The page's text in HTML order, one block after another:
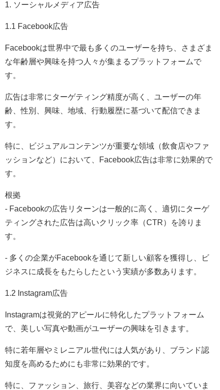
1. ソーシャルメディア広告
1.1 Facebook広告
Facebookは世界中で最も多くのユーザーを持ち、さまざま
な年齢層や興味を持つ人々が集まるプラットフォームで
す。
広告は非常にターゲティング精度が高く、ユーザーの年
齢、性別、興味、地域、行動履歴に基づいて配信できま
す。
特に、ビジュアルコンテンツが重要な領域（飲食店やファ
ッションなど）において、Facebook広告は非常に効果的で
す。
根拠
- Facebookの広告リターンは一般的に高く、適切にターゲ
ティングされた広告は高いクリック率（CTR）を誇りま
す。
- 多くの企業がFacebookを通じて新しい顧客を獲得し、ビ
ジネスに成長をもたらしたという実績が多数あります。
1.2 Instagram広告
Instagramは視覚的アピールに特化したプラットフォーム
で、美しい写真や動画がユーザーの興味を引きます。
特に若年層やミレニアル世代には人気があり、ブランド認
知度を高めるためにも非常に効果的です。
特に、ファッション、旅行、美容などの業界に向いていま